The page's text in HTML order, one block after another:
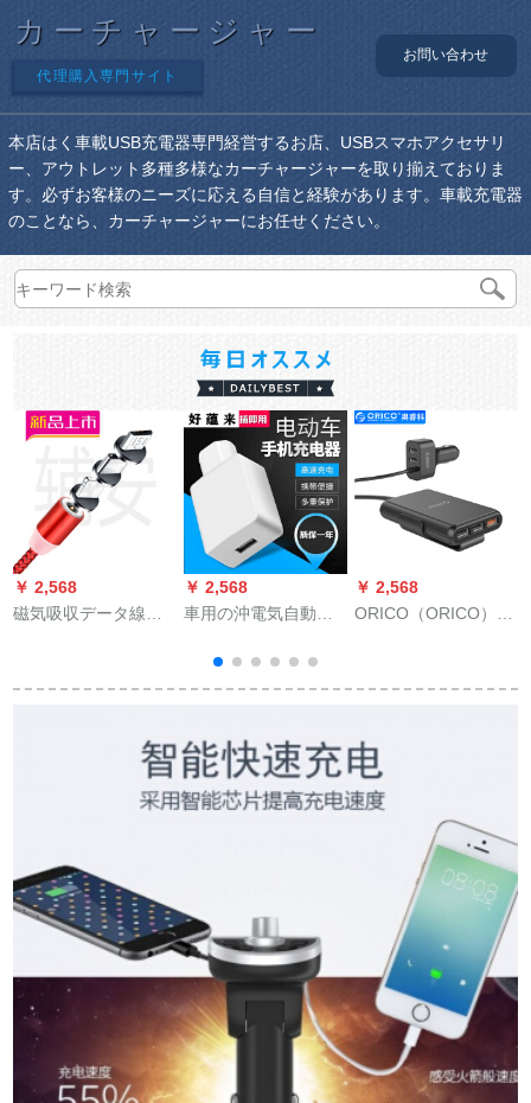
カーチャージャー
代理購入専門サイト
お問い合わせ
本店はく車載USB充電器専門経営するお店、USBスマホアクセサリ
ー、アウトレット多種多様なカーチャージャーを取り揃えておりま
す。必ずお客様のニーズに応える自信と経験があります。車載充電器
のことなら、カーチャージャーにお任せください。
￥ 2,568
磁気吸収データ線
プルtype-cファーウェ
ぱって、三安卓頭1 m
線の黒を充填しま
￥ 2,568
車用の沖電気自動車
ントの電気自動車の
バッテリーカーに携
ドusbに充電します。
宅配便の出前神器2 A
ホワイト充電器（極
￥ 2,568
ORICO（ORICO）
リジェントカーチャ
シートチャージベル
ト延長コードQC
3.0【5口快速充
電】-1.8メートル